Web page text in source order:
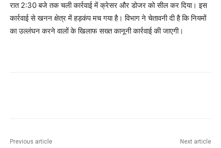
रात 2:30 बजे तक चली कार्रवाई में क्रेसर और डोजर को सील कर दिया। इस
कार्रवाई से खनन क्षेत्र में हड़कंप मच गया है। विभाग ने चेतावनी दी है कि नियमों
का उल्लंघन करने वालों के खिलाफ सख्त कानूनी कार्रवाई की जाएगी।
Previous article Next article